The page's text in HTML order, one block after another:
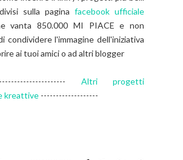
sulla pagina facebook ufficiale
vanta 850.000 MI PIACE e non
condividere l'immagine dell'iniziativa
ai tuoi amici o ad altri blogger
Altri progetti
kreattive -------------------